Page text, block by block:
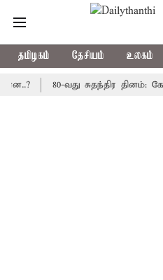
தமிழகம் தேசியம் உலகம்
80-வது சுதந்திர தினம்: